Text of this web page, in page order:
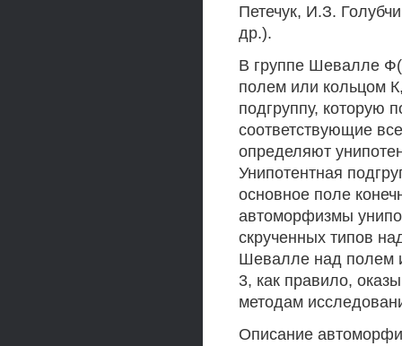
Петечук, И.З.
др.).
В группе Шевалле
полем или кольцом
подгруппу, которую
соответствующие
определяют
Унипотентная
основное поле
автоморфизмы
скрученных типов
Шевалле над полем
3, как правило,
методам
Описание